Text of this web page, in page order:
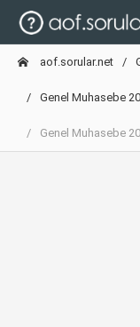
aof.sorular.net
Genel Muhasebe
Genel Muhasebe